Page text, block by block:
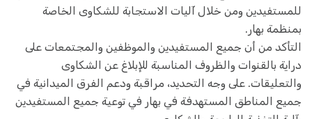
للمستفيدين ومن خلال آليات الاستجابة للشكاوى الخاصة
بمنظمة بهار.
التأكد من أن جميع المستفيدين والموظفين والمجتمعات على
دراية بالقنوات والظروف المناسبة للإبلاغ عن الشكاوى
والتعليقات. على وجه التحديد، مراقبة ودعم الفرق الميدانية في
جميع المناطق المستهدفة في بهار في توعية جميع المستفيدين